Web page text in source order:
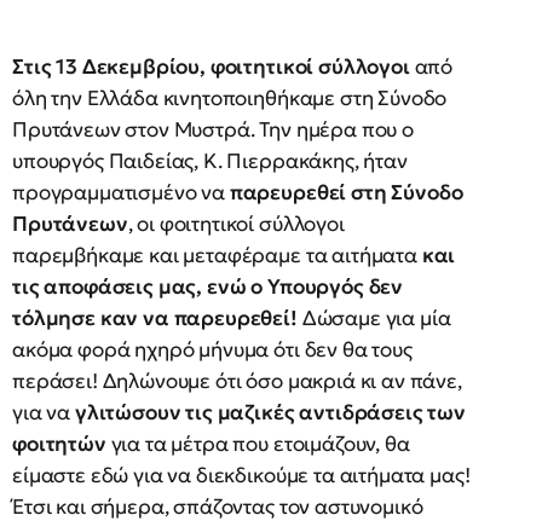
Στις 13 Δεκεμβρίου, φοιτητικοί σύλλογοιαπό
όλη την Ελλάδα κινητοποιηθήκαμε στη Σύνοδο
Πρυτάνεων στον Μυστρά. Την ημέρα που ο
υπουργός Παιδείας, Κ. Πιερρακάκης, ήταν
προγραμματισμένο ναπαρευρεθεί στη Σύνοδο
Πρυτάνεων, οι φοιτητικοί σύλλογοι
παρεμβήκαμε και μεταφέραμε τα αιτήματα και
τις αποφάσεις μας, ενώο Υπουργός δεν
τόλμησε καν να παρευρεθεί! Δώσαμε για μία
ακόμα φορά ηχηρό μήνυμα ότι δεν θα τους
περάσει! Δηλώνουμε ότι όσο μακριά κι αν πάνε,
για ναγλιτώσουν τις μαζικές αντιδράσεις των
φοιτητών για τα μέτρα που ετοιμάζουν, θα
είμαστε εδώ για να διεκδικούμε τα αιτήματα μας!
Έτσι και σήμερα, σπάζοντας τον αστυνομικό